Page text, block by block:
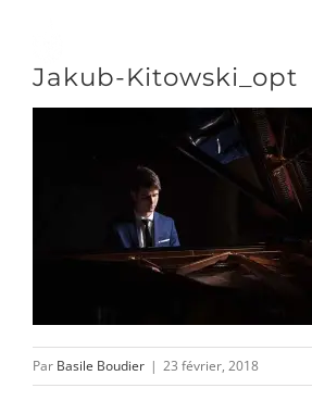
contenu
DÉCOUVRIR
Jakub-Kitowski_opt
Par Basile Boudier | 23 février, 2018